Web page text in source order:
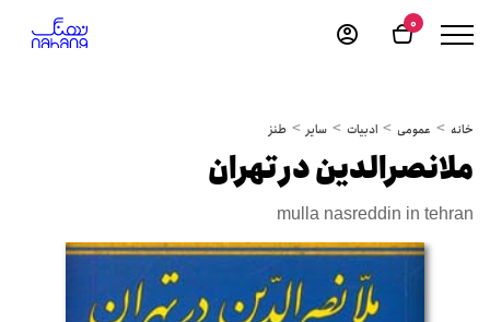
0
خانه عمومی ادبیات سایر طنز
ملانصرالدین در تهران
mulla nasreddin in tehran